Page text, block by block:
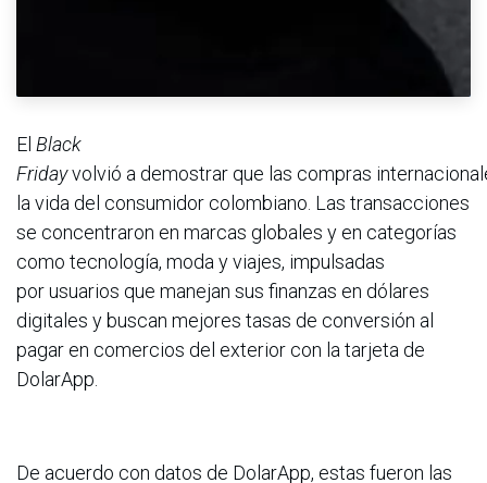
El Black
Fridayvolvió a demostrar que las compras
la vida del consumidor colombiano. Las transacciones
se concentraron en marcas globales y en categorías
como tecnología, moda y viajes, impulsadas
por usuarios que manejan sus finanzas en dólares
digitales y buscan mejores tasas de conversión al
pagar en comercios del exterior con la tarjeta de
DolarApp.
De acuerdo con datos de DolarApp, estas fueron las